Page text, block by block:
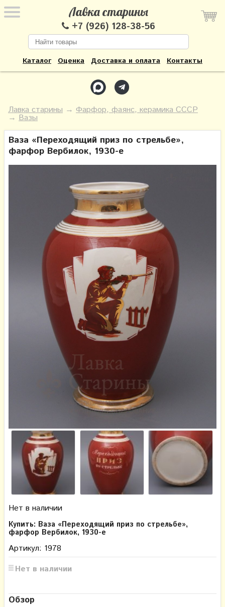
Лавка старины
+7 (926) 128-38-56
Каталог Оценка Доставка и оплата Контакты
Лавка старины → Фарфор, фаянс, керамика СССР
→ Вазы
Ваза «Переходящий приз по стрельбе»,
фарфор Вербилок, 1930-е
Нет в наличии
Купить: Ваза «Переходящий приз по стрельбе»,
фарфор Вербилок, 1930-е
Артикул: 1978
Нет в наличии
Обзор